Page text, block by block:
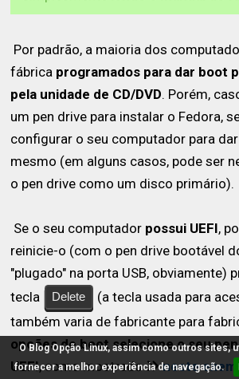
Por padrão, a maioria dos
fábrica programados para dar boot
pela unidade de CD/DVD. Porém,
um pen drive para instalar o Fedora,
configurar o seu computador para
mesmo (em alguns casos, pode ser
o pen drive como um disco primário).
Se o seu computador possui UEFI,
reinicie-o (com o pen drive bootável
"plugado" na porta USB, obviamente)
tecla
Delete
(a tecla usada para
também varia de fabricante para
opções de boot selecione o seu
UEFI, como mostrado neste
O Blog Opção Linux, assim como outros sites,
fornecer a melhor experiência de navegação.